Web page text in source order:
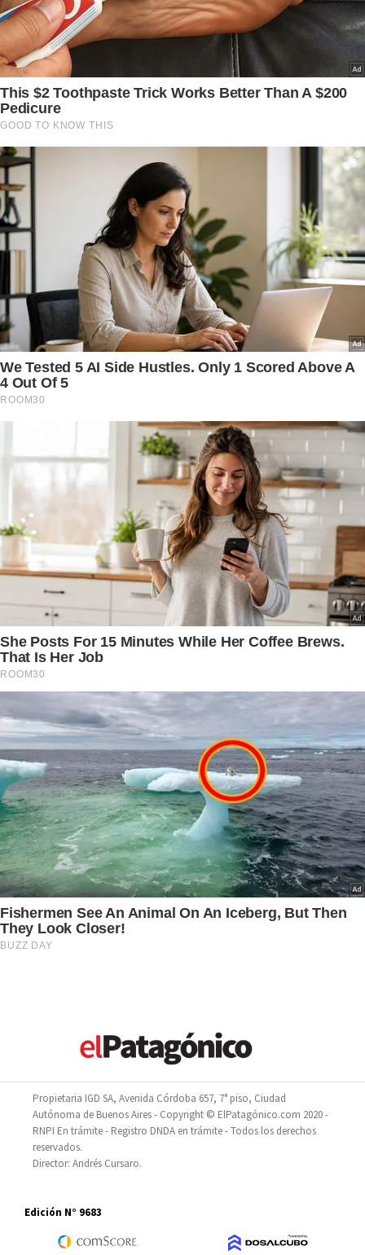
Propietaria IGD SA, Avenida Córdoba 657, 7° piso, Ciudad
Autónoma de Buenos Aires - Copyright © ElPatagónico.com 2020 -
RNPI En trámite - Registro DNDA en trámite - Todos los derechos
reservados.
Director: Andrés Cursaro.
Edición N° 9683